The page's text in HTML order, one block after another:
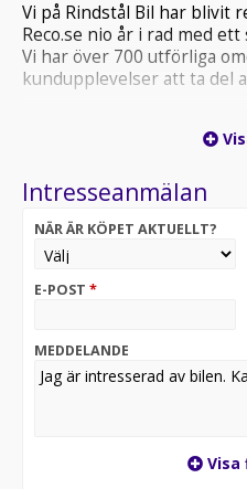
Vi på Rindstål Bil har blivit
Reco.se nio år i rad med
Vi har över 700 utförliga
kundupplevelser att ta del
- Adaptiv farthållare
bilens utrustning listas.
modell, ålder och miltal.
går gärna igenom fordonet
videosamtal.
alltid att kontakta oss före
fordonet fortfarande finns
08-562 09 210 eller e-post
Intresseanmälan
NÄR ÄR KÖPET AKTUELLT?
E-POST *
MEDDELANDE